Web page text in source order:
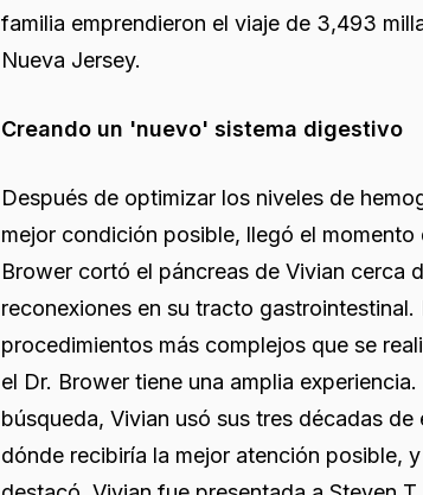
familia emprendieron el viaje de 3,493
Nueva Jersey.
Creando un 'nuevo' sistema digestivo
Después de optimizar los niveles de
mejor condición posible, llegó el
Brower cortó el páncreas de Vivian cerca
reconexiones en su tracto
procedimientos más complejos que se
el Dr. Brower tiene una amplia
búsqueda, Vivian usó sus tres décadas
dónde recibiría la mejor atención posible,